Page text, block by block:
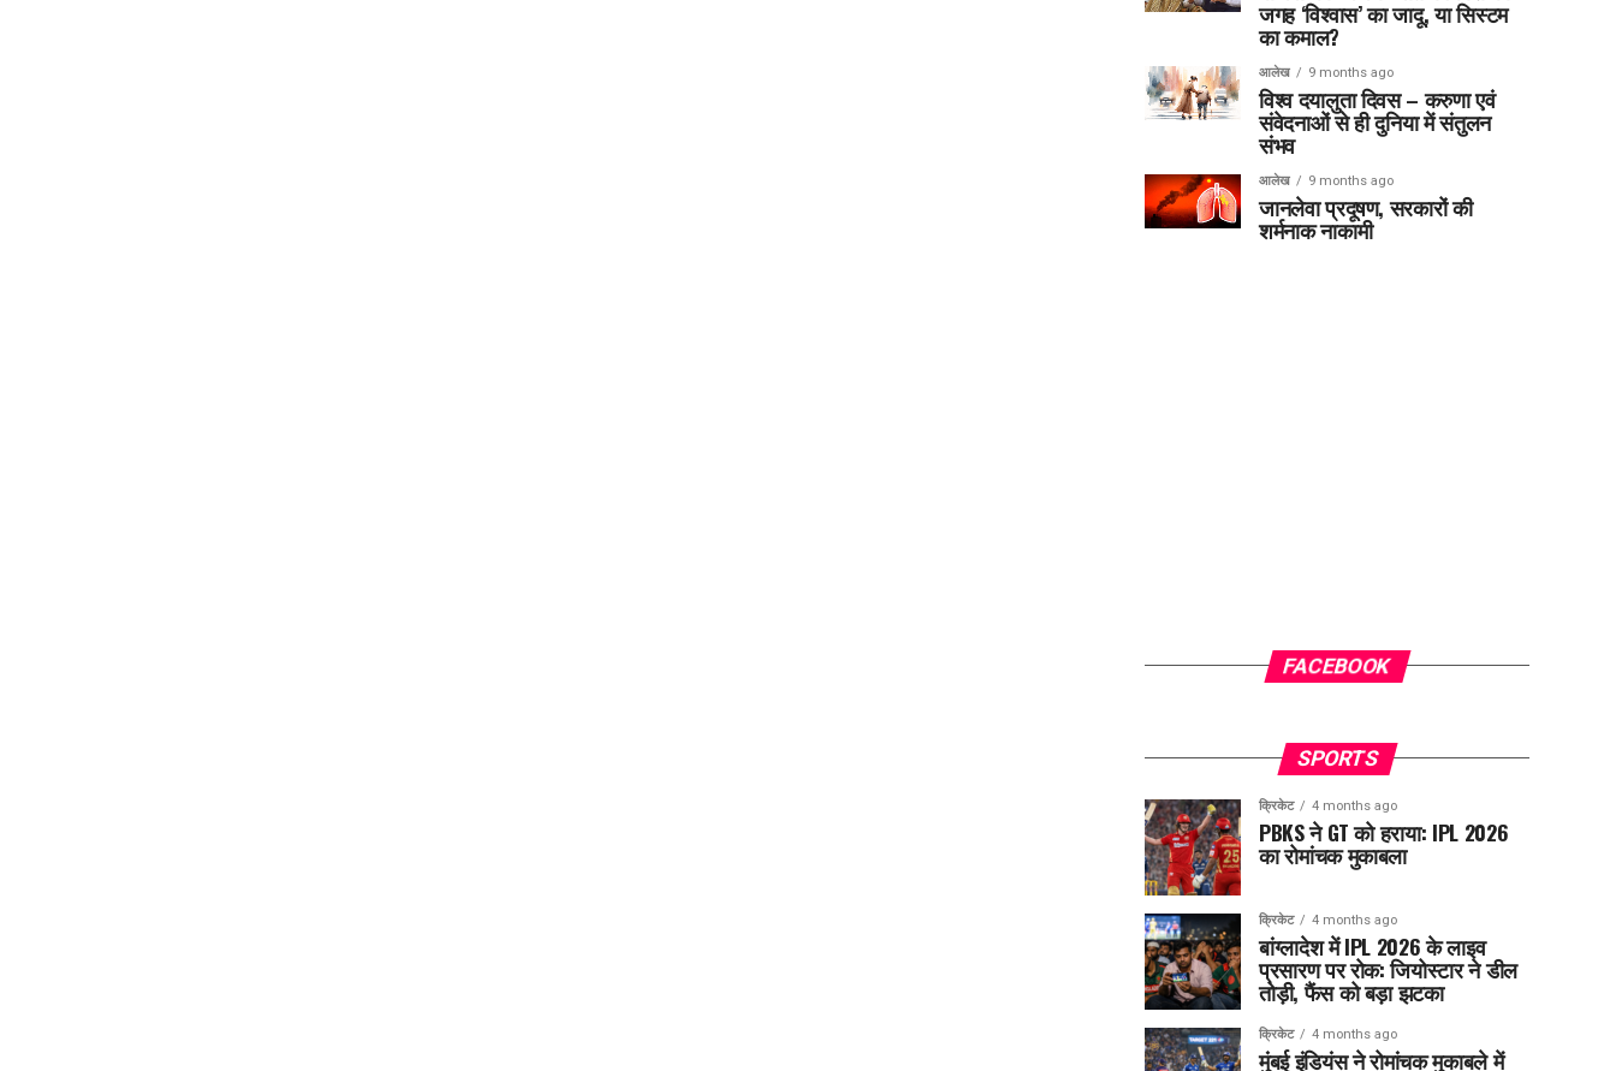
जगह ‘विश्वास’ का जादू, या सिस्टम
का कमाल?
आलेख 9 months ago
विश्व दयालुता दिवस – करुणा एवं
संवेदनाओं से ही दुनिया में संतुलन
संभव
आलेख 9 months ago
जानलेवा प्रदूषण, सरकारों की
शर्मनाक नाकामी
FACEBOOK
SPORTS
क्रिकेट 4 months ago
PBKS ने GT को हराया: IPL 2026
का रोमांचक मुकाबला
क्रिकेट 4 months ago
बांग्लादेश में IPL 2026 के लाइव
प्रसारण पर रोक: जियोस्टार ने डील
तोड़ी, फैंस को बड़ा झटका
क्रिकेट 4 months ago
मुंबई इंडियंस ने रोमांचक मुकाबले में